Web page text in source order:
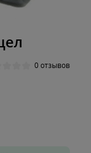
0 отзывов